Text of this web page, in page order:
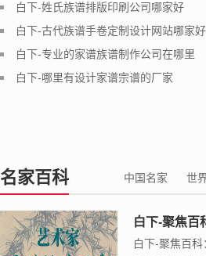
白下-姓氏族谱排版印刷公司哪家好
白下-古代族谱手卷定制设计网站哪家好
白下-专业的家谱族谱制作公司在哪里
白下-哪里有设计家谱宗谱的厂家
名家百科 中国名家 世
白下-聚焦百
与字画名家
白下-聚焦百